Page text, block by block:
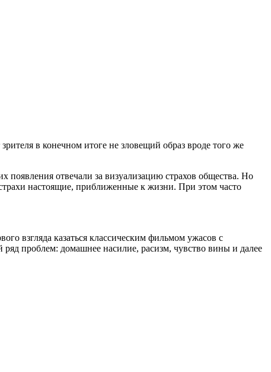
в конечном итоге не зловещий образ вроде того же
появления отвечали за визуализацию страхов общества. Но
настоящие, приближенные к жизни. При этом часто
взгляда казаться классическим фильмом ужасов с
проблем: домашнее насилие, расизм, чувство вины и далее